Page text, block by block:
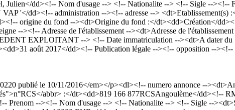
dd><!-- Nom d'usage --> <!-- Nationalite --> <!-- Sigle --><!--
'</dd><!-- administration --><!-- adresse --> <dt>Etablissement(s)
origine du fond --><dt>Origine du fond :</dt><dd>Création</
--><!-- Adresse de l'établissement --><dt>Adresse de
EXPLOITANT --> <!-- Date immatriculation --><dt>A dater du
août 2017</dd><!-- Publication légale --><!-- opposition --
publié le 10/11/2016</em></p><dl><!-- numero annonce --
abbr> :</dt><dd>819 166 877RCSAngoulème</dd><!--
--><!-- Nom d'usage --> <!-- Nationalite --> <!-- Sigle --